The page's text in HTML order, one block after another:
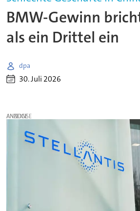
BMW-Gewinn
als ein Drittel ein
dpa
30. Juli 2026
ANZEIGE